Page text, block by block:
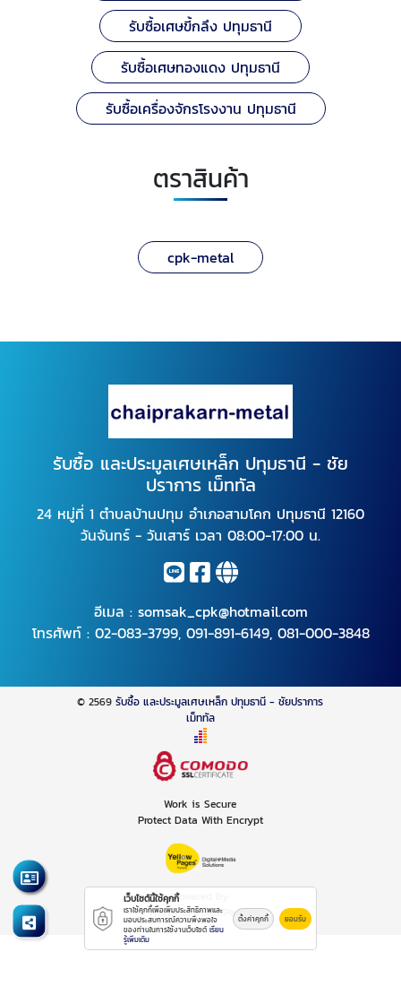
รับซื้อเศษขี้กลึง ปทุมธานี
รับซื้อเศษทองแดง ปทุมธานี
รับซื้อเครื่องจักรโรงงาน ปทุมธานี
ตราสินค้า
cpk-metal
รับซื้อ และประมูลเศษเหล็ก ปทุมธานี - ชัย
ปราการ เม็ททัล
24 หมู่ที่ 1 ตำบลบ้านปทุม อำเภอสามโคก ปทุมธานี 12160
วันจันทร์ - วันเสาร์ เวลา 08:00-17:00 น.
อีเมล : somsak_cpk@hotmail.com
โทรศัพท์ : 02-083-3799, 091-891-6149, 081-000-3848
© 2569รับซื้อ และประมูลเศษเหล็ก ปทุมธานี - ชัยปราการ
เม็ททัล
Work is Secure
Protect Data With Encrypt
Powered By
Thailand YellowPages
เว็บไซต์นี้ใช้คุกกี้
เราใช้คุกกี้เพื่อเพิ่มประสิทธิภาพและ
มอบประสบการณ์ความพึงพอใจ
ของท่านในการใช้งานเว็บไซต์ เรียน
รู้เพิ่มเติม
ตั้งค่าคุกกี้ ยอมรับ